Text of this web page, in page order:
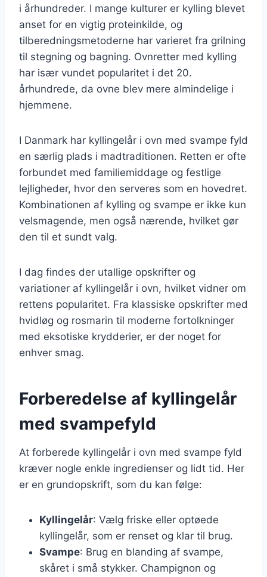
i århundreder. I mange kulturer er kylling blevet
anset for en vigtig proteinkilde, og
tilberedningsmetoderne har varieret fra grilning
til stegning og bagning. Ovnretter med kylling
har især vundet popularitet i det 20.
århundrede, da ovne blev mere almindelige i
hjemmene.
I Danmark har kyllingelår i ovn med svampe fyld
en særlig plads i madtraditionen. Retten er ofte
forbundet med familiemiddage og festlige
lejligheder, hvor den serveres som en hovedret.
Kombinationen af kylling og svampe er ikke kun
velsmagende, men også nærende, hvilket gør
den til et sundt valg.
I dag findes der utallige opskrifter og
variationer af kyllingelår i ovn, hvilket vidner om
rettens popularitet. Fra klassiske opskrifter med
hvidløg og rosmarin til moderne fortolkninger
med eksotiske krydderier, er der noget for
enhver smag.
Forberedelse af kyllingelår
med svampefyld
At forberede kyllingelår i ovn med svampe fyld
kræver nogle enkle ingredienser og lidt tid. Her
er en grundopskrift, som du kan følge:
Kyllingelår: Vælg friske eller optøede
kyllingelår, som er renset og klar til brug.
Svampe: Brug en blanding af svampe,
skåret i små stykker. Champignon og